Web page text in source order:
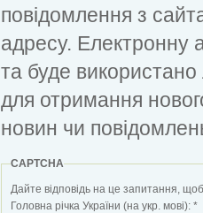
повідомлення з
адресу. Електронну
та буде
для отримання
новин чи
CAPTCHA
Дайте відповідь на це запитання,
Головна річка України (на укр. мові): *